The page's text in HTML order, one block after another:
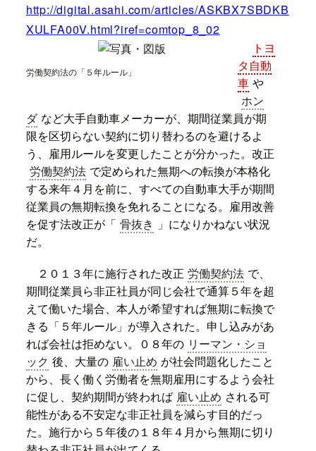
http://digital.asahi.com/articles/ASKBX7SBDKB
XULFA00V.html?iref=comtop_8_02
労働契約法の「５年ルール」
トヨ
タ自動
車 や
ホン
ダ など大手自動車メーカーが、期間従業員が期
限を区切らない契約に切り替わるのを避けるよ
う、雇用ルールを変更したことが分かった。改正
労働契約法 で定められた無期への転換が本格化
する来年４月を前に、すべての自動車大手が期間
従業員の無期転換を免れることになる。雇用改善
を促す法改正が「
骨抜き
」になりかねない状況
だ。
２０１３年に施行された改正 労働契約法 で、
期間従業員ら非正社員が同じ会社で通算５年を超
えて働いた場合、本人が希望すれば無期に転換で
きる「５年ルール」が導入された。申し込みがあ
れば会社は拒めない。０８年の リーマン・ショ
ック 後、大量の 雇い止め が社会問題化したこと
から、長く働く労働者を無期雇用にするよう会社
に促し、契約期間が終われば 雇い止め される可
能性がある不安定な非正社員を減らす目的だっ
た。施行から５年後の１８年４月から無期に切り